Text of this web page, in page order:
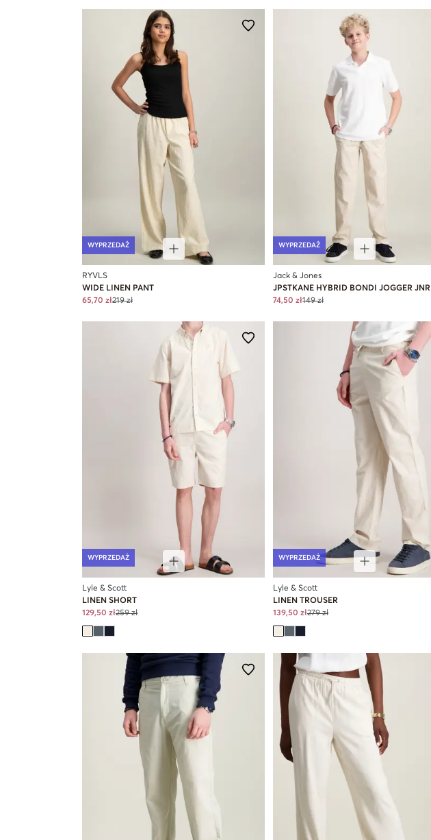
WYPRZEDAŻ
RYVLS
WIDE LINEN PANT
65,70 zł219 zł
WYPRZEDAŻ
Jack & Jones
JPSTKANE HYBRID BONDI JOGGER JNR
74,50 zł149 zł
WYPRZEDAŻ
Lyle & Scott
LINEN SHORT
129,50 zł259 zł
WYPRZEDAŻ
Lyle & Scott
LINEN TROUSER
139,50 zł279 zł